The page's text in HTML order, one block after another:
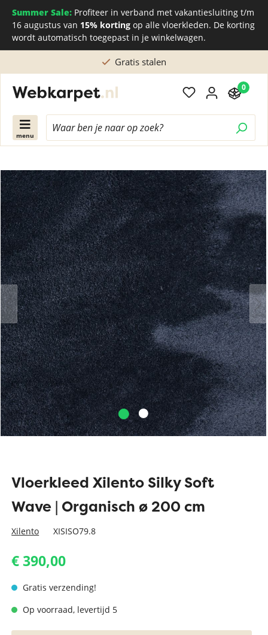
Summer Sale: Profiteer in verband met vakantiesluiting t/m
16 augustus van 15% korting op alle vloerkleden. De korting
wordt automatisch toegepast in je winkelwagen.
Rechtstreeks kopen bij de Nederlandse fabriek
menu
0
Vloerkleed Xilento Silky Soft
Wave | Organisch ø 200 cm
Xilento XISISO79.8
€ 390,00
Gratis verzending!
Op voorraad, levertijd 5